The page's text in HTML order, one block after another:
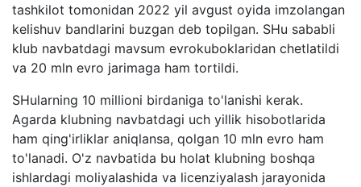
tashkilot tomonidan 2022 yil avgust oyida imzolangan
kelishuv bandlarini buzgan deb topilgan. SHu sababli
klub navbatdagi mavsum evrokuboklaridan chetlatildi
va 20 mln evro jarimaga ham tortildi.
SHularning 10 millioni birdaniga to'lanishi kerak.
Agarda klubning navbatdagi uch yillik hisobotlarida
ham qing'irliklar aniqlansa, qolgan 10 mln evro ham
to'lanadi. O'z navbatida bu holat klubning boshqa
ishlardagi moliyalashida va licenziyalash jarayonida